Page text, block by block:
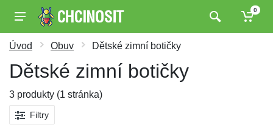
0
Úvod Obuv Dětské zimní botičky
Dětské zimní botičky
3 produkty (1 stránka)
Filtry